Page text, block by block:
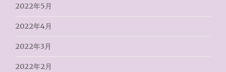
2022年5月
2022年4月
2022年3月
2022年2月